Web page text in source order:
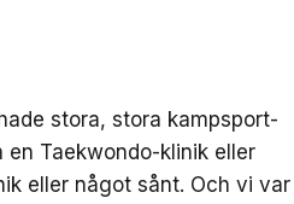
stora, stora kampsport-
Taekwondo-klinik eller
eller något sånt. Och vi var